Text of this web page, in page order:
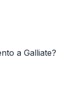
a Galliate?